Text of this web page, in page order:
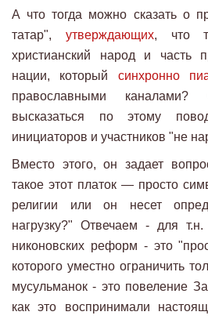
А что тогда можно сказать о
татар", утверждающих, что
христианский народ и часть
нации, который синхронно
православными
высказаться по этому
инициаторов и участников "не
Вместо этого, он задает
такое этот платок — просто
религии или он несет
нагрузку?" Отвечаем - для
никоновских реформ - это
которого уместно ограничить
мусульманок - это повеление
как это воспринимали